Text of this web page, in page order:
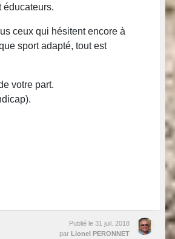
éducateurs.
ceux qui hésitent encore à
sport adapté, tout est
votre part.
Publié le 31 juil. 2018
par
Lionel PERONNET